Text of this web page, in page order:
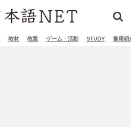
教材 教案 ゲーム・活動 STUDY 書籍紹